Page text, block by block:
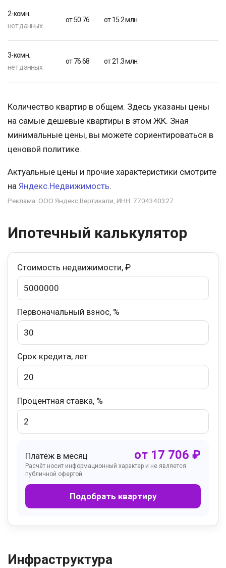
2-комн.
нет данных
от 50.76 от 15.2 млн.
3-комн.
нет данных
от 76.68 от 21.3 млн.
Количество квартир в общем. Здесь указаны цены
на самые дешевые квартиры в этом ЖК. Зная
минимальные цены, вы можете сориентироваться в
ценовой политике.
Актуальные цены и прочие характеристики смотрите
на Яндекс.Недвижимость.
Реклама. ООО Яндекс.Вертикали, ИНН: 7704340327
Ипотечный калькулятор
Стоимость недвижимости, ₽
Первоначальный взнос, %
Срок кредита, лет
Процентная ставка, %
Платёж в месяц от 17 706 ₽
Расчёт носит информационный характер и не является
публичной офертой.
Подобрать квартиру
Инфраструктура